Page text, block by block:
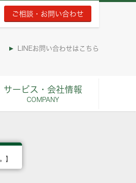
ご相談・お問い合わせ
LINEお問い合わせはこちら
サービス・会社情報
COMPANY
】